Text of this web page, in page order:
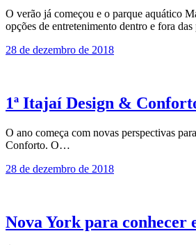
O verão já começou e o parque aquático
opções de entretenimento dentro e fora
28 de dezembro de 2018
1ª Itajaí Design &
O ano começa com novas perspectivas
Conforto. O…
28 de dezembro de 2018
Nova York para conhecer